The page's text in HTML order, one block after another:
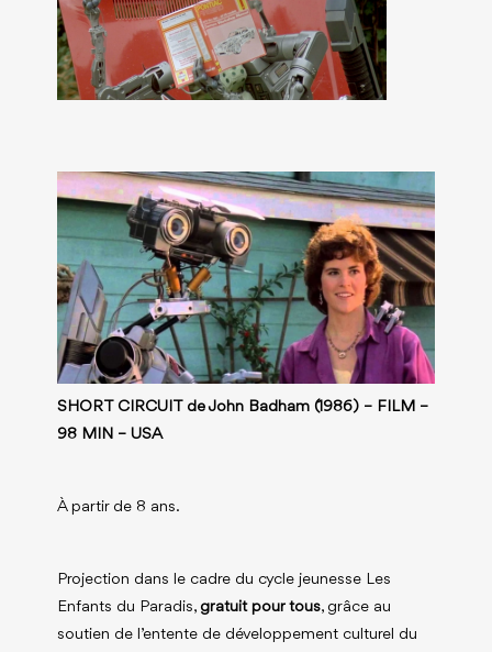
SHORT CIRCUIT de John Badham (1986) – FILM –
98 MIN – USA
À partir de 8 ans.
Projection dans le cadre du cycle jeunesse Les
Enfants du Paradis, gratuit pour tous, grâce au
soutien de l’entente de développement culturel du